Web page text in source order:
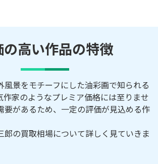
の高い作品の特徴
風景をモチーフにした油彩画で知られる
作家のようなプレミア価格には至りませ
要があるため、一定の評価が見込める作
郎の買取相場について詳しく見ていきま